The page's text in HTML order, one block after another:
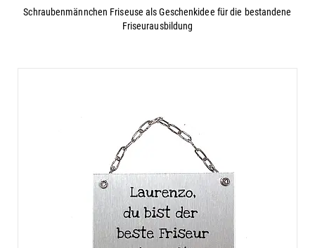
Schraubenmännchen Friseuse als Geschenkidee für die bestandene
Friseurausbildung